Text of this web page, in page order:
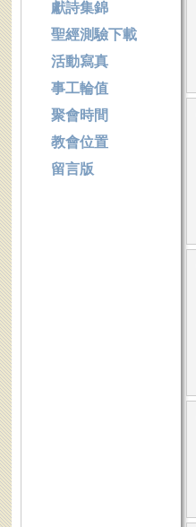
獻詩集錦
聖經測驗下載
活動寫真
事工輪值
聚會時間
教會位置
留言版